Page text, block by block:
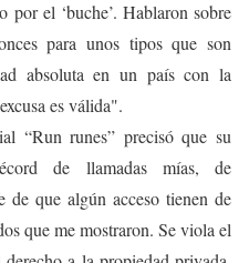
por el ‘buche’. Hablaron sobre
para unos tipos que son
absoluta en un país con la
es válida".
“Run runes” precisó que su
de llamadas mías, de
de que algún acceso tienen de
que me mostraron. Se viola el